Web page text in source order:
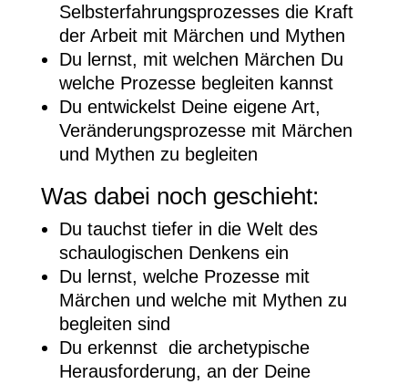
Selbsterfahrungsprozesses die Kraft
der Arbeit mit Märchen und Mythen
Du lernst, mit welchen Märchen Du
welche Prozesse begleiten kannst
Du entwickelst Deine eigene Art,
Veränderungsprozesse mit Märchen
und Mythen zu begleiten
Was dabei noch geschieht:
Du tauchst tiefer in die Welt des
schaulogischen Denkens ein
Du lernst, welche Prozesse mit
Märchen und welche mit Mythen zu
begleiten sind
Du erkennst die archetypische
Herausforderung, an der Deine